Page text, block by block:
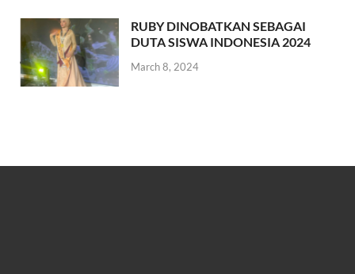
RUBY DINOBATKAN SEBAGAI
DUTA SISWA INDONESIA 2024
March 8, 2024